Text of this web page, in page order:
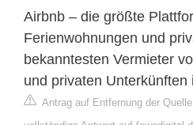
Airbnb – die größte
Ferienwohnungen und
bekanntesten Vermieter
und privaten Unterkünften
Antrag auf Entfernung der Quelle